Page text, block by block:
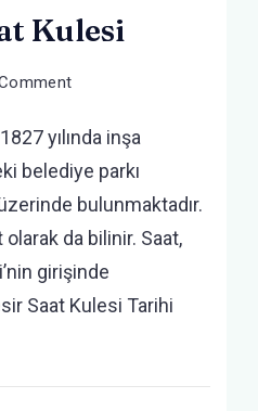
Kulesi
on
Saat
Kulesi
yılında inşa
belediye parkı
bulunmaktadır.
da bilinir. Saat,
girişinde
Saat Kulesi Tarihi